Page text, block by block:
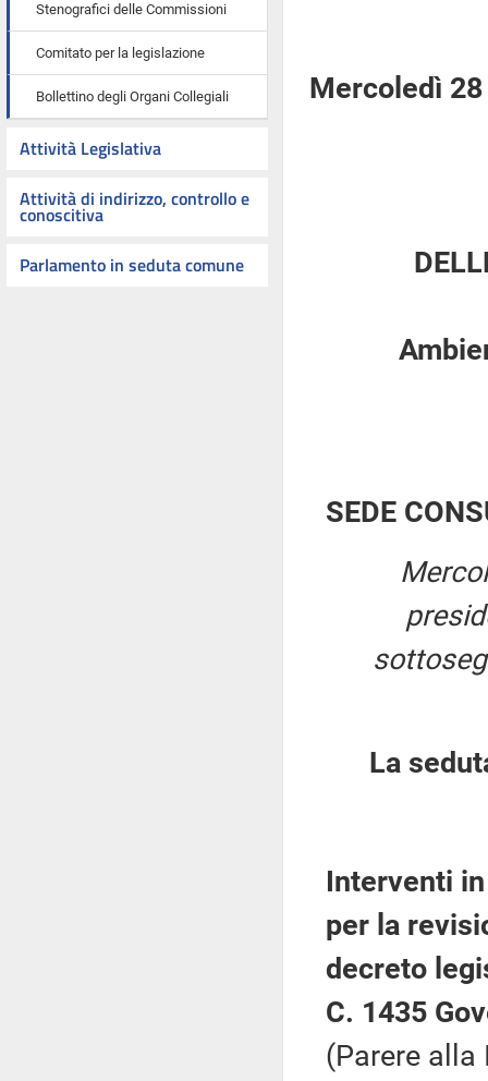
Stenografici delle Commissioni
Comitato per la legislazione
Bollettino degli Organi Collegiali
Attività Legislativa
Attività di indirizzo, controllo e
conoscitiva
Parlamento in seduta comune
Mercoledì
SEDE
La
Interventi
per la
decreto
C. 1435
(Parere alla